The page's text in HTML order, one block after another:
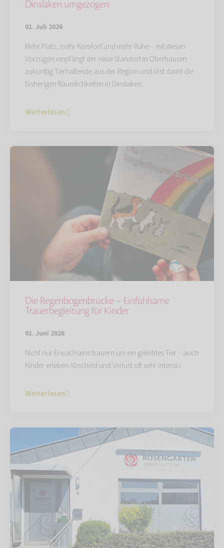
Dinslaken umgezogen
01. Juli 2026
Mehr Platz, mehr Komfort und mehr Ruhe – mit diesen
Vorzügen empfängt der neue Standort in Oberhausen
zukünftig Tierhaltende aus der Region und löst damit die
bisherigen Räumlichkeiten in Dinslaken…
Weiterlesen
Die Regenbogenbrücke – Einfühlsame
Trauerbegleitung für Kinder
01. Juni 2026
Nicht nur Erwachsene trauern um ein geliebtes Tier – auch
Kinder erleben Abschied und Verlust oft sehr intensiv.
Weiterlesen